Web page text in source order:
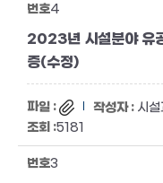
4
2023년 시설분야 유
증(수정)
시
5181
3